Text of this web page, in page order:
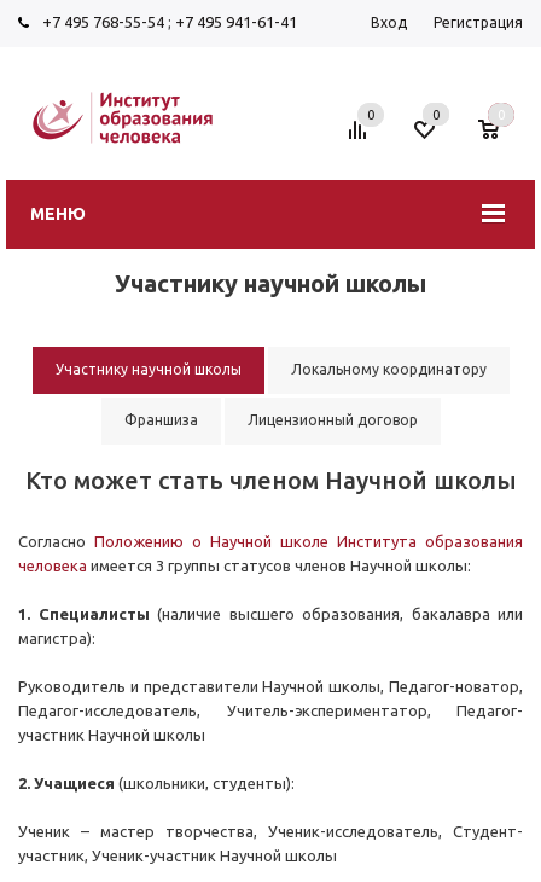
+7 495 768-55-54 ; +7 495 941-61-41 Вход Регистрация
МЕНЮ
0 0 0
Участнику научной школы
Участнику научной школы Локальному координатору
Франшиза Лицензионный договор
Кто может стать членом Научной школы
Согласно Положению о Научной школе Института образования
человека имеется 3 группы статусов членов Научной школы:
1. Специалисты (наличие высшего образования, бакалавра или
магистра):
Руководитель и представители Научной школы, Педагог-новатор,
Педагог-исследователь, Учитель-экспериментатор, Педагог-
участник Научной школы
2. Учащиеся (школьники, студенты):
Ученик – мастер творчества, Ученик-исследователь, Студент-
участник, Ученик-участник Научной школы